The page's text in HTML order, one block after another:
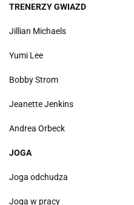
TRENERZY GWIAZD
Jillian Michaels
Yumi Lee
Bobby Strom
Jeanette Jenkins
Andrea Orbeck
JOGA
Joga odchudza
Joga w pracy